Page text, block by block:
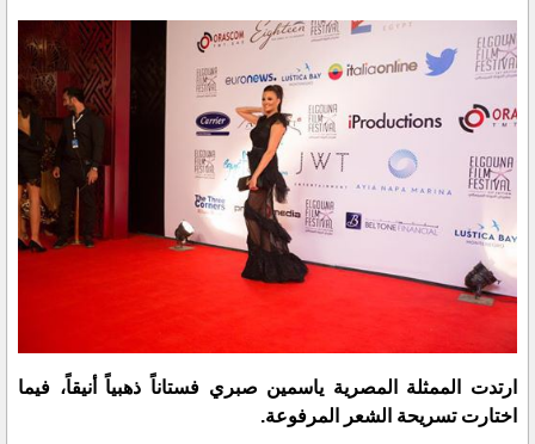
ارتدت الممثلة المصرية ياسمين صبري فستاناً ذهبياً أنيقاً، فيما
اختارت تسريحة الشعر المرفوعة.